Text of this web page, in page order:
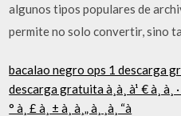
algunos tipos populares de
permite no solo convertir, sino
bacalao negro ops 1 descarga
descarga gratuita à¸à¸ à¹ € à¸ à¸ ·
° à¸ £ à¸ ± à¸ à¸„ à¸ ¸à¸ “à